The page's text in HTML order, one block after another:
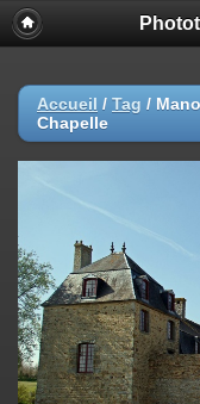
Accueil / Tag /
Chapelle